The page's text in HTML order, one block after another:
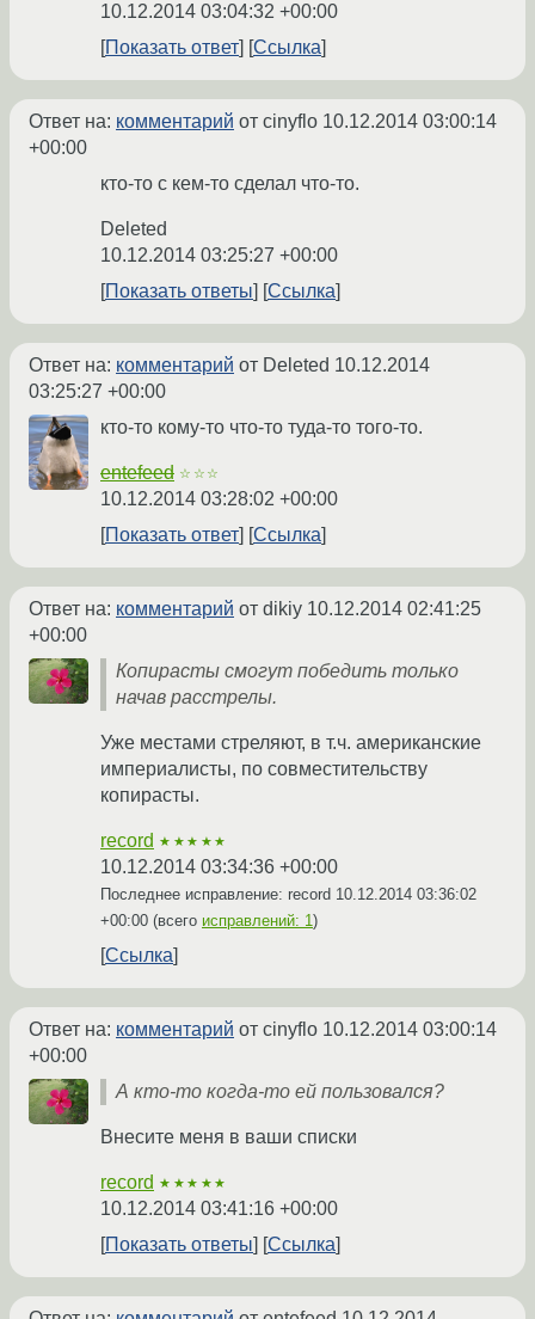
10.12.2014 03:04:32 +00:00
Показать ответ
Ссылка
Ответ на: комментарий от cinyflo 10.12.2014 03:00:14
+00:00
кто-то с кем-то сделал что-то.
Deleted
10.12.2014 03:25:27 +00:00
Показать ответы
Ссылка
Ответ на: комментарий от Deleted 10.12.2014
03:25:27 +00:00
кто-то кому-то что-то туда-то того-то.
entefeed ☆☆☆
10.12.2014 03:28:02 +00:00
Показать ответ
Ссылка
Ответ на: комментарий от dikiy 10.12.2014 02:41:25
+00:00
Копирасты смогут победить только
начав расстрелы.
Уже местами стреляют, в т.ч. американские
империалисты, по совместительству
копирасты.
record ★★★★★
10.12.2014 03:34:36 +00:00
Последнее исправление: record 10.12.2014 03:36:02
+00:00 (всего исправлений: 1)
Ссылка
Ответ на: комментарий от cinyflo 10.12.2014 03:00:14
+00:00
А кто-то когда-то ей пользовался?
Внесите меня в ваши списки
record ★★★★★
10.12.2014 03:41:16 +00:00
Показать ответы
Ссылка